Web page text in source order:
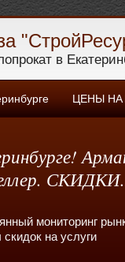
в
СКИДКИ.
мониторинг
на услуги
и
по
- размер покупки не
ЦЕНЫ НА